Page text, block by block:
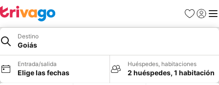
Favoritos
Iniciar
Destino
Goiás
Entrada/salida
Elige las fechas
Huéspedes, habitaciones
2 huéspedes, 1 habitación